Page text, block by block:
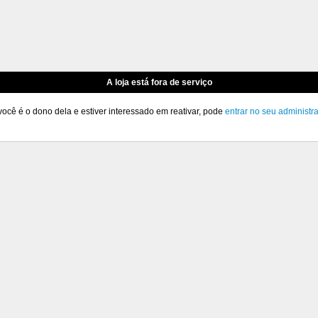
A loja está fora de serviço
é o dono dela e estiver interessado em reativar, pode entrar no seu